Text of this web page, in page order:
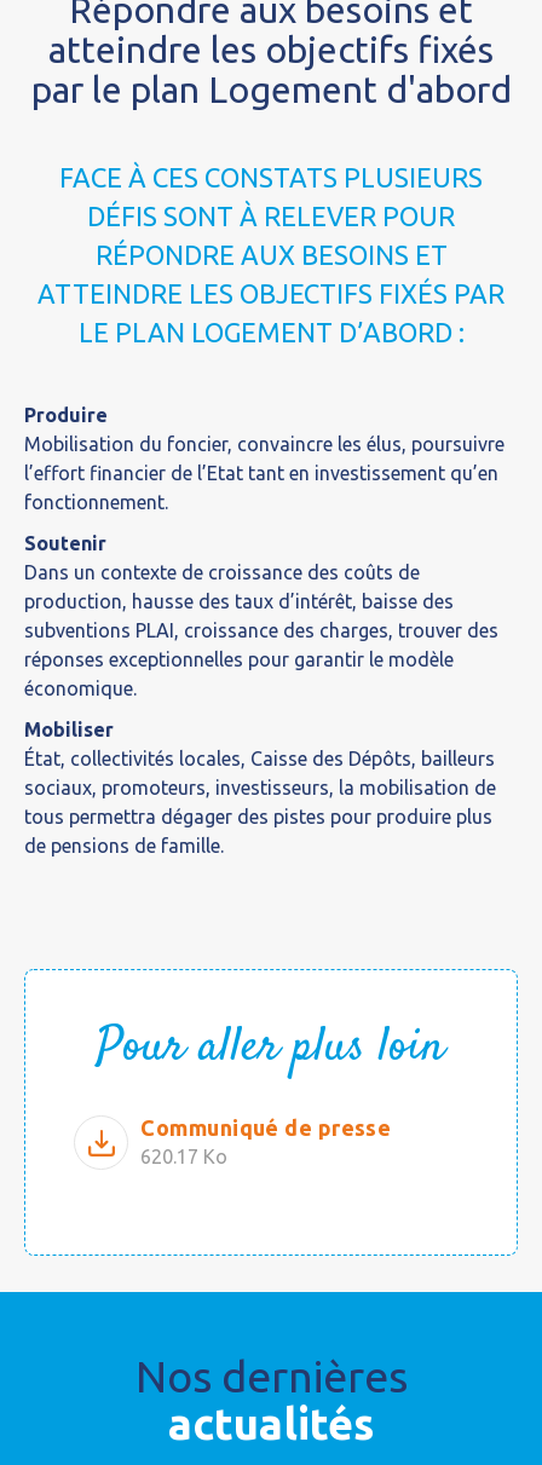
Répondre aux besoins et
atteindre les objectifs fixés
par le plan Logement d'abord
FACE À CES CONSTATS PLUSIEURS
DÉFIS SONT À RELEVER POUR
RÉPONDRE AUX BESOINS ET
ATTEINDRE LES OBJECTIFS FIXÉS PAR
LE PLAN LOGEMENT D’ABORD :
Produire
Mobilisation du foncier, convaincre les élus, poursuivre
l’effort financier de l’Etat tant en investissement qu’en
fonctionnement.
Soutenir
Dans un contexte de croissance des coûts de
production, hausse des taux d’intérêt, baisse des
subventions PLAI, croissance des charges, trouver des
réponses exceptionnelles pour garantir le modèle
économique.
Mobiliser
État, collectivités locales, Caisse des Dépôts, bailleurs
sociaux, promoteurs, investisseurs, la mobilisation de
tous permettra dégager des pistes pour produire plus
de pensions de famille.
Pour aller plus loin
Communiqué de presse
620.17 Ko
Nos dernières
actualités